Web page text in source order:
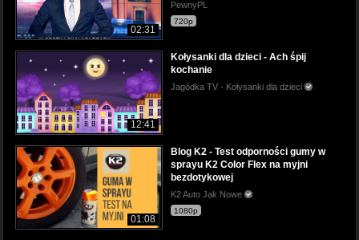
02:31
PewnyPL
720p
12:41
Kołysanki dla dzieci - Ach śpij
kochanie
Jagódka TV - Kołysanki dla dzieci
01:08
Blog K2 - Test odporności gumy w
sprayu K2 Color Flex na myjni
bezdotykowej
K2 Auto Jak Nowe
1080p